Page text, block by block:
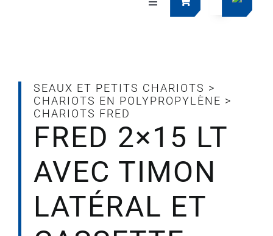
Navigation
Documentations
Société
SEAUX ET PETITS CHARIOTS >
CHARIOTS EN POLYPROPYLÈNE >
CHARIOTS FRED
FRED 2×15 LT
AVEC TIMON
LATÉRAL ET